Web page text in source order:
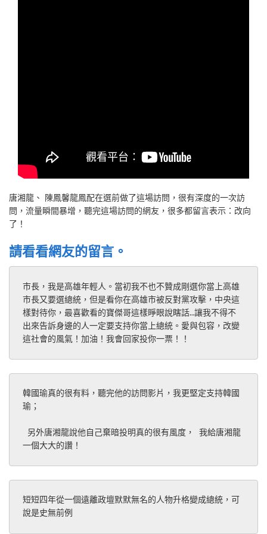
唐湘龍、 陳鳳馨龍鳳配在選前做了這場訪問，很有深度的一次訪
問，流量瞬間暴增，聽完這場訪問的網友，很多都留言表示：改向
了！
請看看網友的留言。
市長，我是高雄年輕人。當初我不也不贊成剛選你當上高雄
市長又要選總統，但是看你在高雄市被反對黨攻擊，中央這
樣對待你，最喜歡看的寶傑哥這樣睜眼說瞎話…讓我不得不
出來告訴身邊的人一定要支持你當上總統。愛與包容，改變
這社會的風氣！加油！我會回家投你一票！！
韓國瑜真的很有料，聽完他的訪問影片，我更堅定支持韓國
瑜；
一個大大的讚！
短短四年從一個遠離政壇默默無名的人物升格變成總統，可
說是史無前例